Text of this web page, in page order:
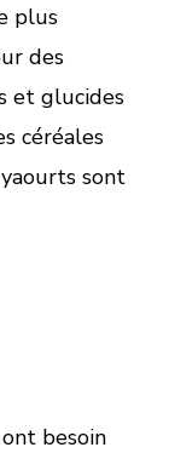
plus
des
et glucides
céréales
sont
besoin